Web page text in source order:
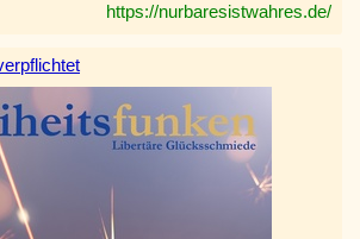
https://nurbaresistwahres.de/